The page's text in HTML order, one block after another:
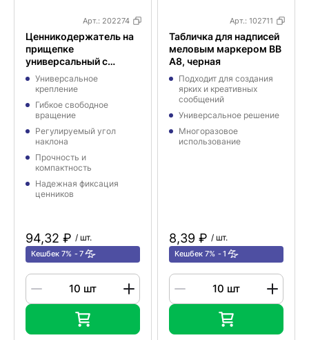
Арт.: 202274
Ценникодержатель на
прищепке
универсальный с
широким зажимом FX-
GRIP (МL), цвет
Универсальное
крепление
Гибкое свободное
вращение
Регулируемый угол
наклона
Прочность и
компактность
Надежная фиксация
ценников
94,32 ₽ / шт.
Кешбек 7% 7
Арт.: 102711
Табличка для надписей
меловым маркером BB
A8, черная
Подходит для создания
ярких и креативных
сообщений
Универсальное решение
Многоразовое
использование
8,39 ₽ / шт.
Кешбек 7% 1